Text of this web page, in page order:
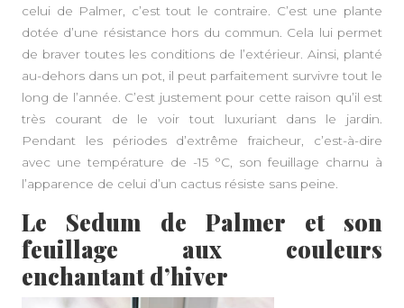
celui de Palmer, c’est tout le contraire. C’est une plante
dotée d’une résistance hors du commun. Cela lui permet
de braver toutes les conditions de l’extérieur. Ainsi, planté
au-dehors dans un pot, il peut parfaitement survivre tout le
long de l’année. C’est justement pour cette raison qu’il est
très courant de le voir tout luxuriant dans le jardin.
Pendant les périodes d’extrême fraicheur, c’est-à-dire
avec une température de -15 °C, son feuillage charnu à
l’apparence de celui d’un cactus résiste sans peine.
Le Sedum de Palmer et son
feuillage aux couleurs
enchantant d’hiver